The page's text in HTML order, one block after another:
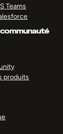
Teams
produits